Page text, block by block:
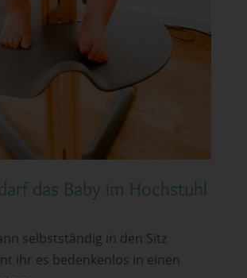
das Baby im Hochstuhl
selbstständig in den Sitz
ihr es bedenkenlos in einen